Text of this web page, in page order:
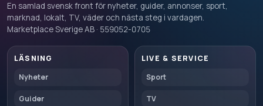
En samlad svensk front för nyheter, guider, annonser, sport,
marknad, lokalt, TV, väder och nästa steg i vardagen.
Marketplace Sverige AB · 559052-0705
LÄSNING
Nyheter
Guider
LIVE & SERVICE
Sport
TV